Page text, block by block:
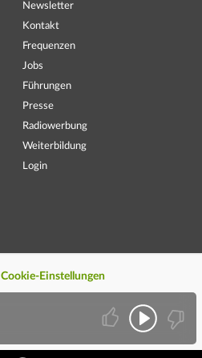
Newsletter
Kontakt
Frequenzen
Jobs
Führungen
Presse
Radiowerbung
Weiterbildung
Login
Cookie-Einstellungen